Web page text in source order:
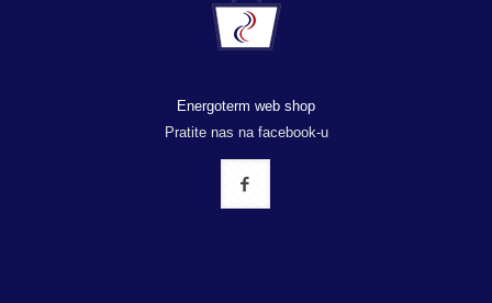
Energoterm web shop
Pratite nas na facebook-u